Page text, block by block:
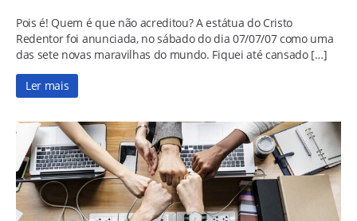
Pois é! Quem é que não acreditou? A estátua do Cristo
Redentor foi anunciada, no sábado do dia 07/07/07 como uma
das sete novas maravilhas do mundo. Fiquei até cansado […]
Ler mais